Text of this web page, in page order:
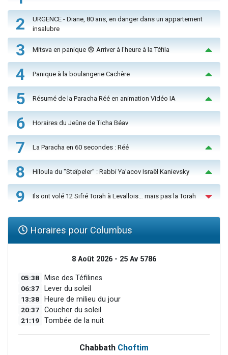
2
URGENCE - Diane, 80 ans, en danger dans un appartement
insalubre
3 Mitsva en panique 😨 Arriver à l'heure à la Téfila
4 Panique à la boulangerie Cachère
5 Résumé de la Paracha Réé en animation Vidéo IA
6 Horaires du Jeûne de Ticha Béav
7 La Paracha en 60 secondes : Réé
8 Hiloula du "Steïpeler" : Rabbi Ya’acov Israël Kanievsky
9 Ils ont volé 12 Sifré Torah à Levallois… mais pas la Torah
Horaires pour Columbus
8 Août 2026 - 25 Av 5786
05:38 Mise des Téfilines
06:37 Lever du soleil
13:38 Heure de milieu du jour
20:37 Coucher du soleil
21:19 Tombée de la nuit
Chabbath Choftim